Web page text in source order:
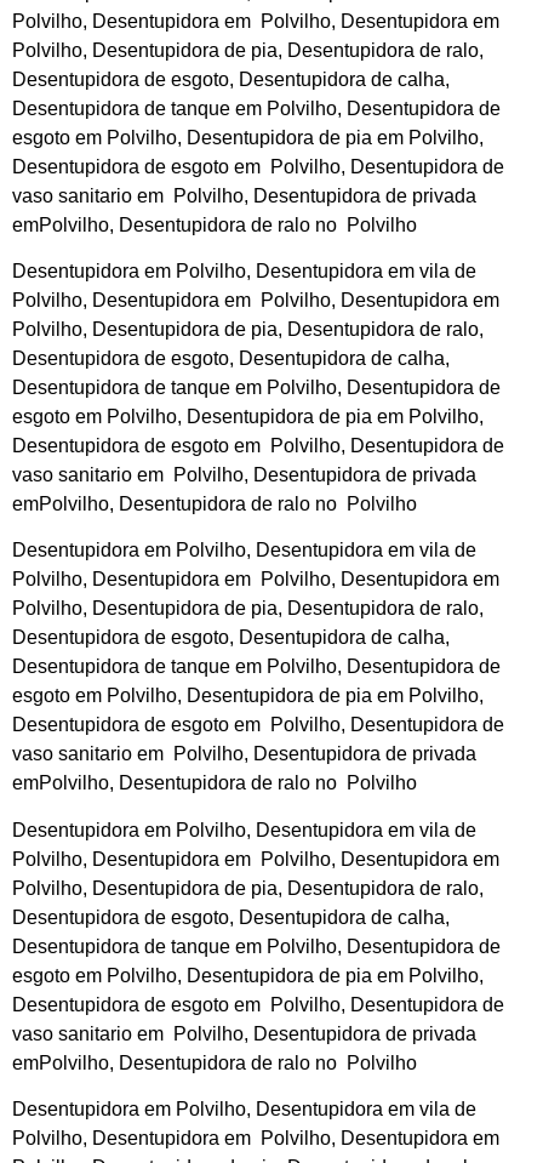
Polvilho, Desentupidora em Polvilho, Desentupidora em
Polvilho, Desentupidora de pia, Desentupidora de ralo,
Desentupidora de esgoto, Desentupidora de calha,
Desentupidora de tanque em Polvilho, Desentupidora de
esgoto em Polvilho, Desentupidora de pia em Polvilho,
Desentupidora de esgoto em Polvilho, Desentupidora de
vaso sanitario em Polvilho, Desentupidora de privada
emPolvilho, Desentupidora de ralo no Polvilho
Desentupidora em Polvilho, Desentupidora em vila de
Polvilho, Desentupidora em Polvilho, Desentupidora em
Polvilho, Desentupidora de pia, Desentupidora de ralo,
Desentupidora de esgoto, Desentupidora de calha,
Desentupidora de tanque em Polvilho, Desentupidora de
esgoto em Polvilho, Desentupidora de pia em Polvilho,
Desentupidora de esgoto em Polvilho, Desentupidora de
vaso sanitario em Polvilho, Desentupidora de privada
emPolvilho, Desentupidora de ralo no Polvilho
Desentupidora em Polvilho, Desentupidora em vila de
Polvilho, Desentupidora em Polvilho, Desentupidora em
Polvilho, Desentupidora de pia, Desentupidora de ralo,
Desentupidora de esgoto, Desentupidora de calha,
Desentupidora de tanque em Polvilho, Desentupidora de
esgoto em Polvilho, Desentupidora de pia em Polvilho,
Desentupidora de esgoto em Polvilho, Desentupidora de
vaso sanitario em Polvilho, Desentupidora de privada
emPolvilho, Desentupidora de ralo no Polvilho
Desentupidora em Polvilho, Desentupidora em vila de
Polvilho, Desentupidora em Polvilho, Desentupidora em
Polvilho, Desentupidora de pia, Desentupidora de ralo,
Desentupidora de esgoto, Desentupidora de calha,
Desentupidora de tanque em Polvilho, Desentupidora de
esgoto em Polvilho, Desentupidora de pia em Polvilho,
Desentupidora de esgoto em Polvilho, Desentupidora de
vaso sanitario em Polvilho, Desentupidora de privada
emPolvilho, Desentupidora de ralo no Polvilho
Desentupidora em Polvilho, Desentupidora em vila de
Polvilho, Desentupidora em Polvilho, Desentupidora em